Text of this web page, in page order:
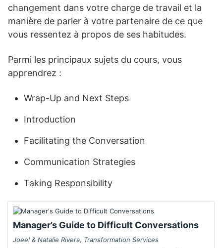
changement dans votre charge de travail et la
manière de parler à votre partenaire de ce que
vous ressentez à propos de ses habitudes.
Parmi les principaux sujets du cours, vous
apprendrez :
Wrap-Up and Next Steps
Introduction
Facilitating the Conversation
Communication Strategies
Taking Responsibility
Manager’s Guide to Difficult Conversations
Joeel & Natalie Rivera, Transformation Services